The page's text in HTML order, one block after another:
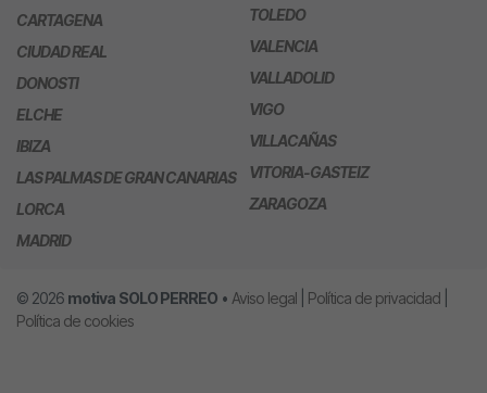
CARTAGENA
CIUDAD REAL
DONOSTI
ELCHE
IBIZA
LAS PALMAS DE GRAN CANARIAS
LORCA
MADRID
TOLEDO
VALENCIA
VALLADOLID
VIGO
VILLACAÑAS
VITORIA-GASTEIZ
ZARAGOZA
© 2026 motiva SOLO PERREO • Aviso legal Política de privacidad
Política de cookies